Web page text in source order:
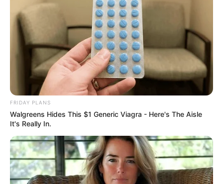
FRIDAY PLANS
Walgreens Hides This $1 Generic Viagra - Here's The Aisle
It's Really In.